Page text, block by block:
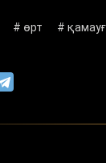
# өрт #